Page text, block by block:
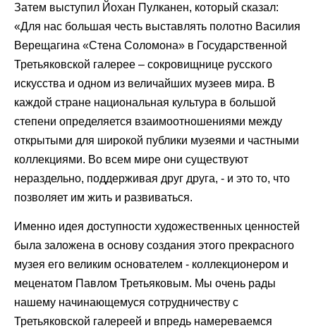
Затем выступил Йохан Пулканен, который сказал:
«Для нас большая честь выставлять полотно Василия
Верещагина «Стена Соломона» в Государственной
Третьяковской галерее – сокровищнице русского
искусства и одном из величайших музеев мира. В
каждой стране национальная культура в большой
степени определяется взаимоотношениями между
открытыми для широкой публики музеями и частными
коллекциями. Во всем мире они существуют
нераздельно, поддерживая друг друга, - и это то, что
позволяет им жить и развиваться.
Именно идея доступности художественных ценностей
была заложена в основу создания этого прекрасного
музея его великим основателем - коллекционером и
меценатом Павлом Третьяковым. Мы очень рады
нашему начинающемуся сотрудничеству с
Третьяковской галереей и впредь намереваемся